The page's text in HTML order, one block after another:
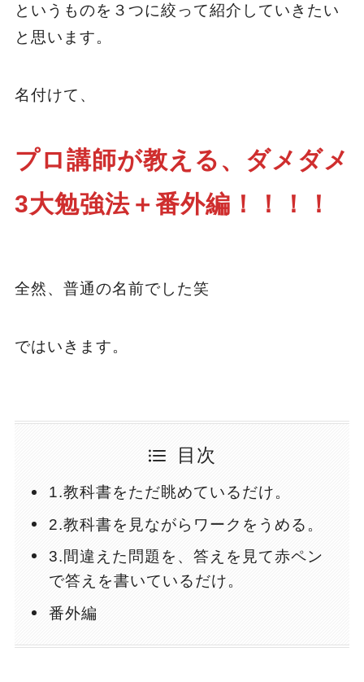
というものを３つに絞って紹介していきたい
と思います。
名付けて、
プロ講師が教える、ダメダメ
3大勉強法＋番外編！！！！
全然、普通の名前でした笑
ではいきます。
目次
1.教科書をただ眺めているだけ。
2.教科書を見ながらワークをうめる。
3.間違えた問題を、答えを見て赤ペン
で答えを書いているだけ。
番外編